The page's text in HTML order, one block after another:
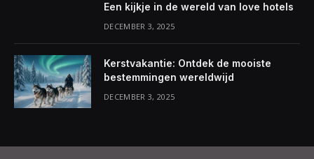
Een kijkje in de wereld van love hotels
DECEMBER 3, 2025
Kerstvakantie: Ontdek de mooiste
bestemmingen wereldwijd
DECEMBER 3, 2025